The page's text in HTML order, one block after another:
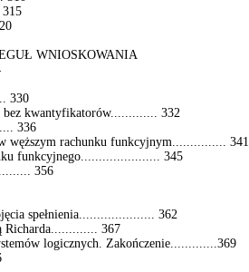
WNIOSKOWANIA
330
bez kwantyfikatorów............. 332
336
węższym rachunku funkcyjnym............... 341
funkcyjnego...................... 345
356
spełnienia..................... 362
Richarda............. 367
logicznych. Zakończenie.............369